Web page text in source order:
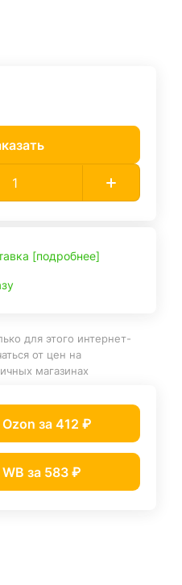
[подробнее]
для этого интернет-
от цен на
магазинах
за 412 ₽
за 583 ₽